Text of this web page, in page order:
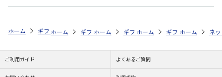
ホーム ギフト通販 内祝い・お返し 結婚内祝い ウチノ タオル
ホーム ギフト通販 内祝い・お返し 結婚内祝い
ホーム ギフト通販 内祝い・お返し
ホーム ギフト通販 内
ホーム ネ
ご利用ガイド よくあるご質問